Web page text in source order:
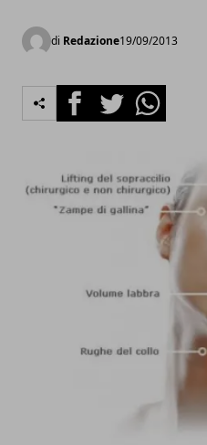
di Redazione19/09/2013
FacebookTwitterWhatsapp